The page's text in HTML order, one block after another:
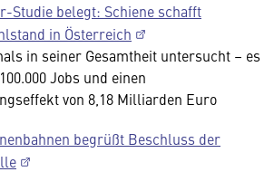
Studie belegt: Schiene schafft
in Österreich
in seiner Gesamtheit untersucht – es
Jobs und einen
von 8,18 Milliarden Euro
begrüßt Beschluss der